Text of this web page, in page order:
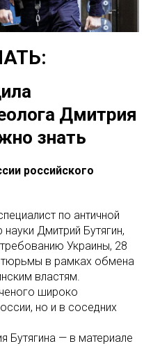
Дмитрия
знать
российского
по античной
Дмитрий Бутягин,
Украины, 28
в рамках обмена
властям.
широко
но и в соседних
Бутягина — в материале